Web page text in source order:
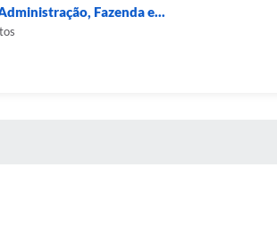
Fazenda e...